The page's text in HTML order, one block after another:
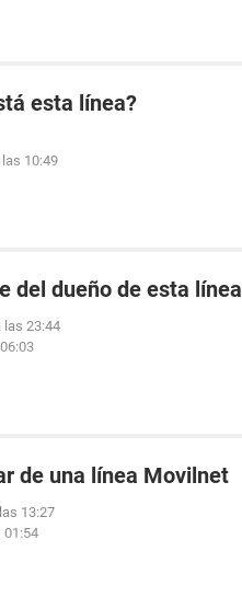
esta línea?
10:49
del dueño de esta línea
las 23:44
de una línea Movilnet
13:27
01:54